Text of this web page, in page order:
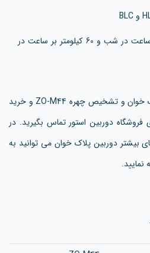
پلاک خوانی تا 40 کیلومتر بر ساعت در شب و 60 کیلومتر بر ساعت در
برای استعلام قیمت دوربین پلاک خوان و تشخیص چهره ZO-M44 و خرید
فروشگاه دوربین استور تماس بگیرید. در
بیشتر دوربین پلاک خوان می توانید به
نمایید.